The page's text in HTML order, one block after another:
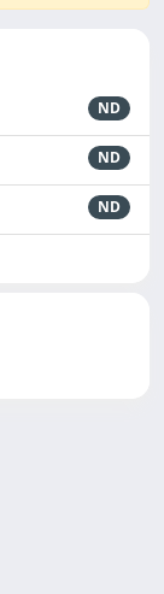
ND
ND
ND